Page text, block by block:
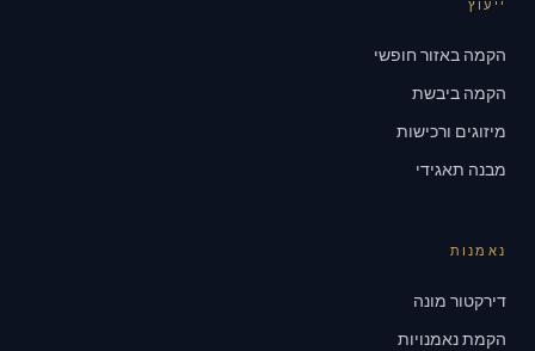
ייעוץ
הקמה באזור חופשי
הקמה ביבשת
מיזוגים ורכישות
מבנה תאגידי
נאמנות
דירקטור מונה
הקמת נאמנויות